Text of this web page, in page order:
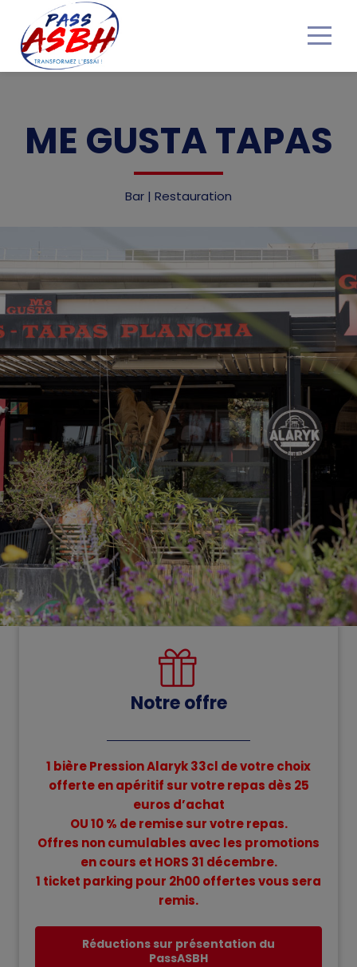
Nos bons Plans
Obtenir mon Pass ASBH
ME GUSTA TAPAS
Bar | Restauration
Notre offre
1 bière Pression Alaryk 33cl de votre choix
offerte en apéritif sur votre repas dès 25
euros d’achat
OU 10 % de remise survotrerepas.
Offres non cumulables avec les promotions
en cours et HORS 31 décembre.
1 ticket parking pour 2h00 offertes vous sera
remis.
Réductions sur présentation du
PassASBH